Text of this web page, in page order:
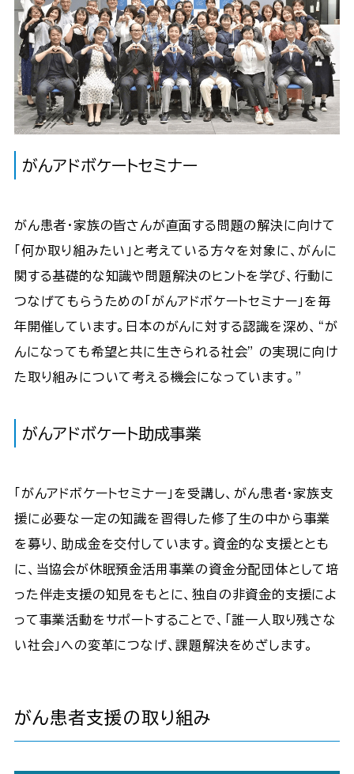
がんアドボケートセミナー
がん患者・家族の皆さんが直面する問題の解決に向けて
「何か取り組みたい」と考えている方々を対象に、がんに
関する基礎的な知識や問題解決のヒントを学び、行動に
つなげてもらうための「がんアドボケートセミナー」を毎
年開催しています。日本のがんに対する認識を深め、“が
んになっても希望と共に生きられる社会” の実現に向け
た取り組みについて考える機会になっています。”
がんアドボケート助成事業
「がんアドボケートセミナー」を受講し、がん患者・家族支
援に必要な一定の知識を習得した修了生の中から事業
を募り、助成金を交付しています。資金的な支援ととも
に、当協会が休眠預金活用事業の資金分配団体として培
った伴走支援の知見をもとに、独自の非資金的支援によ
って事業活動をサポートすることで、「誰一人取り残さな
い社会」への変革につなげ、課題解決をめざします。
がん患者支援の取り組み